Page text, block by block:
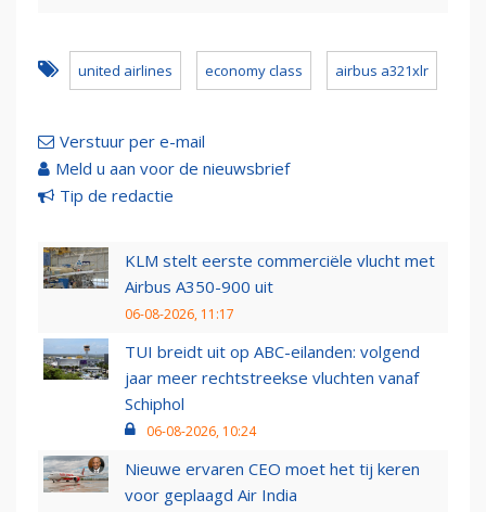
united airlines economy class airbus a321xlr
Verstuur per e-mail
Meld u aan voor de nieuwsbrief
Tip de redactie
KLM stelt eerste commerciële vlucht met
Airbus A350-900 uit
06-08-2026, 11:17
TUI breidt uit op ABC-eilanden: volgend
jaar meer rechtstreekse vluchten vanaf
Schiphol
06-08-2026, 10:24
Nieuwe ervaren CEO moet het tij keren
voor geplaagd Air India